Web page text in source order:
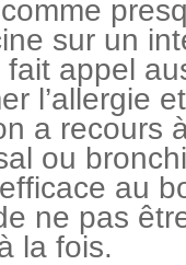
sur un
appel
l’allergie
a recours
ou
au
ne pas
la fois.